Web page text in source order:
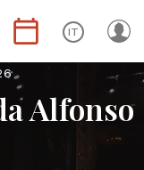
IT
Alfonso